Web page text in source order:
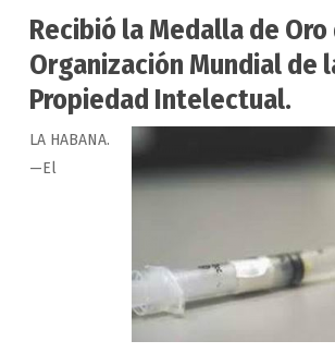
Recibió la Medalla de Oro
Organización Mundial de
Propiedad In­telectual.
LA HABANA.
—El